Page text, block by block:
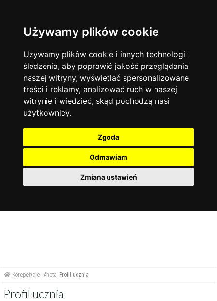
Używamy plików cookie
Używamy plików cookie i innych technologii
śledzenia, aby poprawić jakość przeglądania
naszej witryny, wyświetlać spersonalizowane
treści i reklamy, analizować ruch w naszej
witrynie i wiedzieć, skąd pochodzą nasi
użytkownicy.
Zgoda
Odmawiam
Zmiana ustawień
Język angielski 13744
Matematyka 12929
Chemia 4886
Język niemiecki 4307
Język polski 3426
Fizyka
Język francuski
Warszawa
Korepetycje
Online
14840
Kraków 7753
Wrocław
Łódź 3513
Gdańsk 2075
zakres dni
Wtorek
Środa
Czwartek
Piątek
Sobota
Niedziela
więcej filtrów Filtruj
Korepetycje Aneta Profil ucznia
Profil ucznia